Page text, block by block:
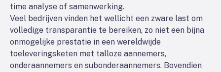
time analyse of samenwerking.
Veel bedrijven vinden het wellicht een zware last om
volledige transparantie te bereiken, zo niet een bijna
onmogelijke prestatie in een wereldwijde
toeleveringsketen met talloze aannemers,
onderaannemers en subonderaannemers. Bovendien